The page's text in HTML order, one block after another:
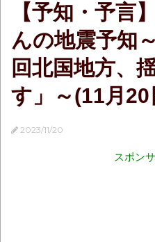
【予知・予言
んの地震予知
回北国地方、
す」～(11月
2023/11/20
スポン